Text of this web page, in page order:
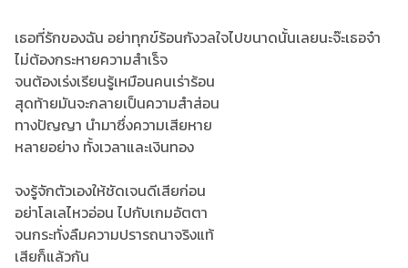
เธอที่รักของฉัน อย่าทุกข์ร้อนกังวลใจไปขนาดนั้นเลยนะจ๊ะเธอจ๋า
ไม่ต้องกระหายความสำเร็จ
จนต้องเร่งเรียนรู้เหมือนคนเร่าร้อน
สุดท้ายมันจะกลายเป็นความสำส่อน
ทางปัญญา นำมาซึ่งความเสียหาย
หลายอย่าง ทั้งเวลาและเงินทอง
จงรู้จักตัวเองให้ชัดเจนดีเสียก่อน
อย่าโลเลไหวอ่อน ไปกับเกมอัตตา
จนกระทั่งลืมความปรารถนาจริงแท้
เสียก็แล้วกัน